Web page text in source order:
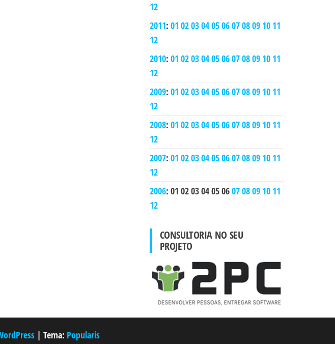
12
2011: 01 0203040506070809 10 11
12
2010: 01 0203040506070809 10 11
12
2009: 01 0203040506070809 10 11
12
2008: 01 0203040506070809 10 11
12
2007: 01 0203040506070809 10 11
12
2006: 01 0203040506070809 10 11
12
CONSULTORIA NO SEU
PROJETO
| Tema: Popularis